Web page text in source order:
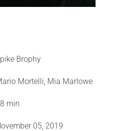
Brophy
Mortelli, Mia Marlowe
min
05, 2019